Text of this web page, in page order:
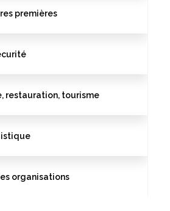
premières
restauration, tourisme
organisations